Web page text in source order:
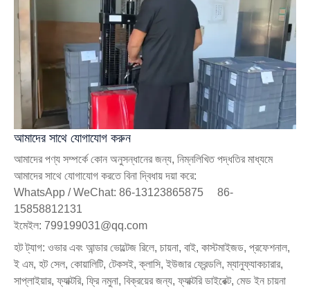
আমাদের সাথে যোগাযোগ করুন
আমাদের পণ্য সম্পর্কে কোন অনুসন্ধানের জন্য, নিম্নলিখিত পদ্ধতির মাধ্যমে
আমাদের সাথে যোগাযোগ করতে বিনা দ্বিধায় দয়া করে:
WhatsApp / WeChat: 86-13123865875 86-
15858812131
ইমেইল: 799199031@qq.com
হট ট্যাগ: ওভার এবং আন্ডার ভোল্টেজ রিলে, চায়না, বাই, কাস্টমাইজড, প্রফেশনাল,
ই এম, হট সেল, কোয়ালিটি, টেকসই, ক্লাসি, ইউজার ফ্রেন্ডলি, ম্যানুফ্যাকচারার,
সাপ্লাইয়ার, ফ্যাক্টরি, ফ্রি নমুনা, বিক্রয়ের জন্য, ফ্যাক্টরি ডাইরেক্ট, মেড ইন চায়না